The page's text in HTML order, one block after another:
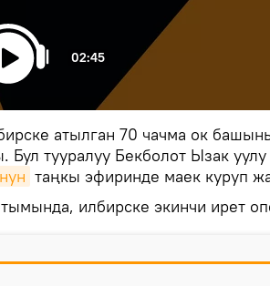
02:45
атылган 70 чачма ок
Бул тууралуу Бекболот Ызак уулу
таңкы эфиринде маек куруп
илбирске экинчи ирет